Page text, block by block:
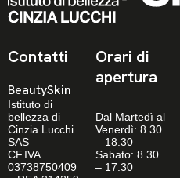
Contatti
BeautySkin
Istituto di
bellezza di
Cinzia Lucchi
SAS
CF.IVA
03738750409
Orari di
apertura
Dal Martedì al
Venerdì: 8.30
– 18.30
Sabato: 8.30
– 17.30